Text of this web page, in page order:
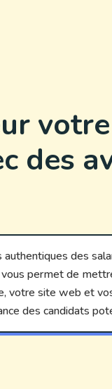
des
des
permet de
votre site web et
des candidats